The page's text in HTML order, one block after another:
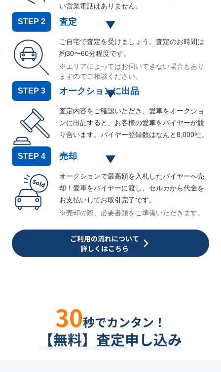
い営業電話はありません。
STEP 2 査定
ご自宅で査定を受けましょう。査定のお時間は
約30〜60分程度です。
※エリアによってはお伺いできない場合もあり
ますのでご相談ください。
STEP 3 オークションに出品
査定内容をご確認いただき、愛車をオークショ
ンに出品すると、お客様の愛車をバイヤーが競
り合います。バイヤー登録数はなんと8,000社。
STEP 4 売却
オークションで最高額を入札したバイヤーへ売
却！愛車をバイヤーに渡し、セルカから代金を
お支払いしてお取引完了です。
※売却の際、必要書類をご準備いただきます。
ご利用の流れについて
詳しくはこちら
30秒でカンタン！
【無料】査定申し込み